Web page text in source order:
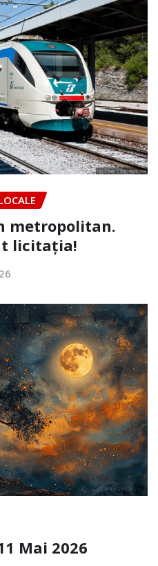
metropolitan.
licitația!
Mai 2026